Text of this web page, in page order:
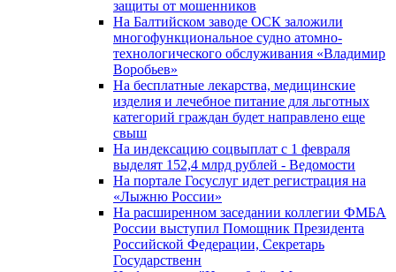
защиты от мошенников
На Балтийском заводе ОСК заложили
многофункциональное судно атомно-
технологического обслуживания «Владимир
Воробьев»
На бесплатные лекарства, медицинские
изделия и лечебное питание для льготных
категорий граждан будет направлено еще
свыш
На индексацию соцвыплат с 1 февраля
выделят 152,4 млрд рублей - Ведомости
На портале Госуслуг идет регистрация на
«Лыжню России»
На расширенном заседании коллегии ФМБА
России выступил Помощник Президента
Российской Федерации, Секретарь
Государственн